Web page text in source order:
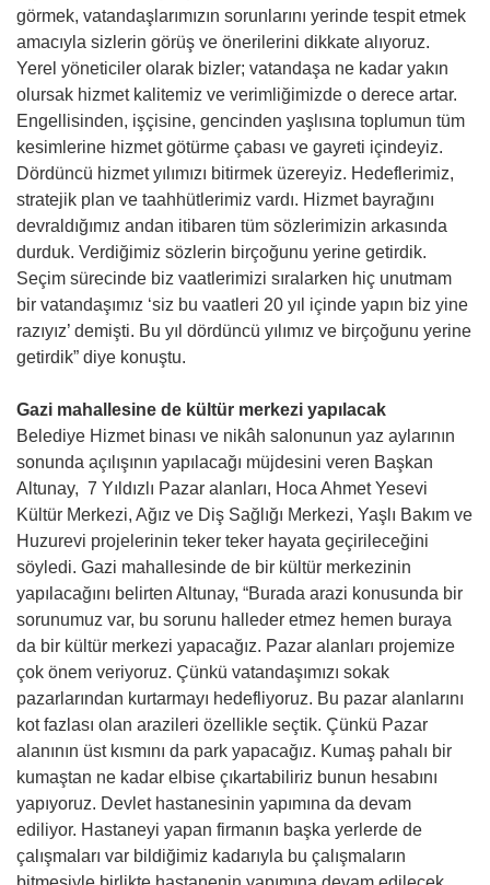
görmek, vatandaşlarımızın sorunlarını yerinde tespit etmek
amacıyla sizlerin görüş ve önerilerini dikkate alıyoruz.
Yerel yöneticiler olarak bizler; vatandaşa ne kadar yakın
olursak hizmet kalitemiz ve verimliğimizde o derece artar.
Engellisinden, işçisine, gencinden yaşlısına toplumun tüm
kesimlerine hizmet götürme çabası ve gayreti içindeyiz.
Dördüncü hizmet yılımızı bitirmek üzereyiz. Hedeflerimiz,
stratejik plan ve taahhütlerimiz vardı. Hizmet bayrağını
devraldığımız andan itibaren tüm sözlerimizin arkasında
durduk. Verdiğimiz sözlerin birçoğunu yerine getirdik.
Seçim sürecinde biz vaatlerimizi sıralarken hiç unutmam
bir vatandaşımız ‘siz bu vaatleri 20 yıl içinde yapın biz yine
razıyız’ demişti. Bu yıl dördüncü yılımız ve birçoğunu yerine
getirdik” diye konuştu.
Gazi mahallesine de kültür merkezi yapılacak
Belediye Hizmet binası ve nikâh salonunun yaz aylarının
sonunda açılışının yapılacağı müjdesini veren Başkan
Altunay, 7 Yıldızlı Pazar alanları, Hoca Ahmet Yesevi
Kültür Merkezi, Ağız ve Diş Sağlığı Merkezi, Yaşlı Bakım ve
Huzurevi projelerinin teker teker hayata geçirileceğini
söyledi. Gazi mahallesinde de bir kültür merkezinin
yapılacağını belirten Altunay, “Burada arazi konusunda bir
sorunumuz var, bu sorunu halleder etmez hemen buraya
da bir kültür merkezi yapacağız. Pazar alanları projemize
çok önem veriyoruz. Çünkü vatandaşımızı sokak
pazarlarından kurtarmayı hedefliyoruz. Bu pazar alanlarını
kot fazlası olan arazileri özellikle seçtik. Çünkü Pazar
alanının üst kısmını da park yapacağız. Kumaş pahalı bir
kumaştan ne kadar elbise çıkartabiliriz bunun hesabını
yapıyoruz. Devlet hastanesinin yapımına da devam
ediliyor. Hastaneyi yapan firmanın başka yerlerde de
çalışmaları var bildiğimiz kadarıyla bu çalışmaların